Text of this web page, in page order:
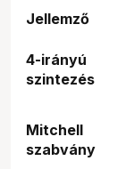
Jellemző
4-irányú
szintezés
Mitchell
szabvány